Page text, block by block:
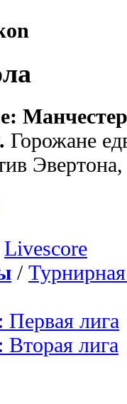
Горожане
Livescore
/
лига
лига